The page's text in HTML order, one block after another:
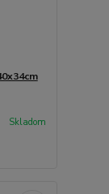
Skladom